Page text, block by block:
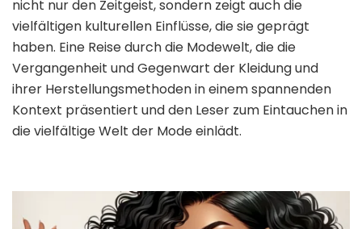
nicht nur den Zeitgeist, sondern zeigt auch die
vielfältigen kulturellen Einflüsse, die sie geprägt
haben. Eine Reise durch die Modewelt, die die
Vergangenheit und Gegenwart der Kleidung und
ihrer Herstellungsmethoden in einem spannenden
Kontext präsentiert und den Leser zum Eintauchen in
die vielfältige Welt der Mode einlädt.